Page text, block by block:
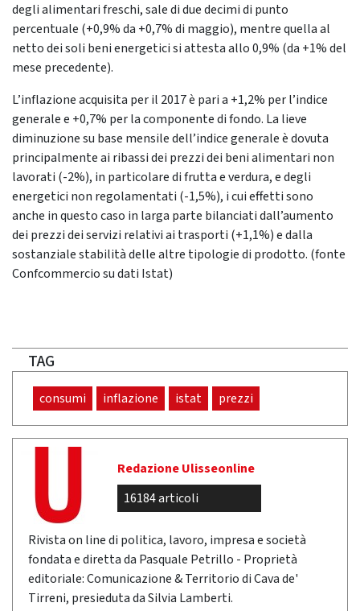
degli alimentari freschi, sale di due decimi di punto
percentuale (+0,9% da +0,7% di maggio), mentre quella al
netto dei soli beni energetici si attesta allo 0,9% (da +1% del
mese precedente).
L’inflazione acquisita per il 2017 è pari a +1,2% per l’indice
generale e +0,7% per la componente di fondo. La lieve
diminuzione su base mensile dell’indice generale è dovuta
principalmente ai ribassi dei prezzi dei beni alimentari non
lavorati (-2%), in particolare di frutta e verdura, e degli
energetici non regolamentati (-1,5%), i cui effetti sono
anche in questo caso in larga parte bilanciati dall’aumento
dei prezzi dei servizi relativi ai trasporti (+1,1%) e dalla
sostanziale stabilità delle altre tipologie di prodotto. (fonte
Confcommercio su dati Istat)
TAG
consumi inflazione istat prezzi
Redazione Ulisseonline
16184 articoli
Rivista on line di politica, lavoro, impresa e società
fondata e diretta da Pasquale Petrillo - Proprietà
editoriale: Comunicazione & Territorio di Cava de'
Tirreni, presieduta da Silvia Lamberti.